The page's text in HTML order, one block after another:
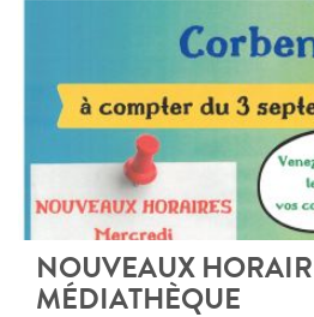
NOUVEAUX
MÉDIATHÈQUE